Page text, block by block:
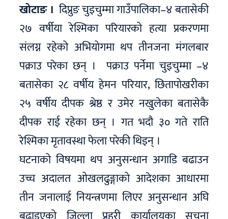
खोटाङ । दिप्रुङ चुइचुम्मा गाउँपालिका–४ बतासेकी
२७ वर्षीया रेश्मिका परियारको हत्या प्रकरणमा
संलग्न रहेको अभियोगमा थप तीनजना मंगलबार
पक्राउ परेका छन् । पक्राउ पर्नेमा चुइचुम्मा –४
बतासेका २८ वर्षीय हेमन परियार, छितापोखरीका
२५ वर्षीय दीपक श्रेष्ठ र उमेर नखुलेका बतासेकै
दीपक राई रहेका छन् । गत भदौ ३० गते राति
रेश्मिका मृतावस्था फेला परेकी थिइन् ।
घटनाको विषयमा थप अनुसन्धान अगाडि बढाउन
उच्च अदालत ओखलढुङ्गाको आदेशका आधारमा
तीन जनालाई नियन्त्रणमा लिएर अनुसन्धान अघि